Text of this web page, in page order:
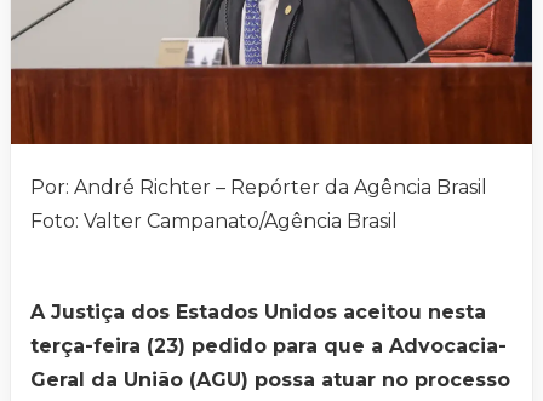
Por: André Richter – Repórter da Agência Brasil
Foto: Valter Campanato/Agência Brasil
A Justiça dos Estados Unidos aceitou nesta
terça-feira (23) pedido para que a Advocacia-
Geral da União (AGU) possa atuar no processo